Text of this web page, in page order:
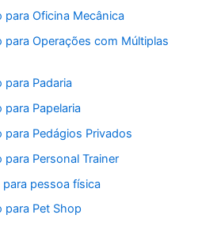
Oficina Mecânica
para Operações com Múltiplas
Padaria
Papelaria
Pedágios Privados
Personal Trainer
pessoa física
para Pet Shop